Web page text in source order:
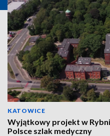
KATOWICE
Wyjątkowy projekt w
Polsce szlak medyczny